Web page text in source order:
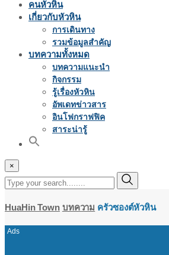
คนหัวหิน
เกี่ยวกับหัวหิน
การเดินทาง
รวมข้อมูลสำคัญ
บทความทั้งหมด
บทความแนะนำ
กิจกรรม
รู้เรื่องหัวหิน
อัพเดทข่าวสาร
อินโฟกราฟฟิค
สาระน่ารู้
×
HuaHin Town บทความ ครัวซองต์หัวหิน